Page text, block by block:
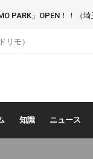
PARK」OPEN！！（埼
モ）
知識 ニュース